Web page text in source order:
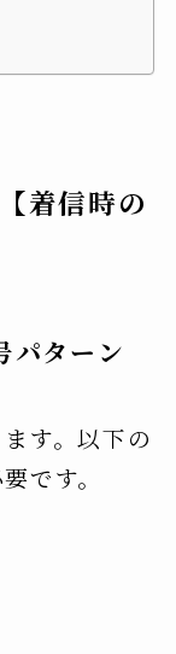
着信時の
パターン
す。以下の
です。